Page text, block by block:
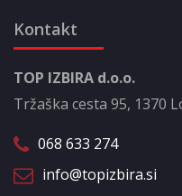
Kontakt
TOP IZBIRA d.o.o.
Tržaška cesta 95, 1370
068 633 274
info@topizbira.si